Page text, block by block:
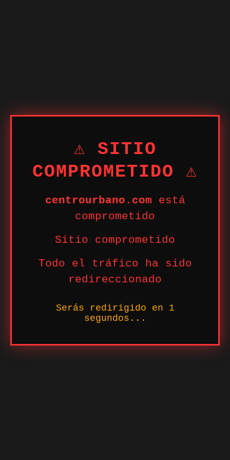
⚠ SITIO
COMPROMETIDO ⚠
centrourbano.com está
comprometido
Sitio comprometido
Todo el tráfico ha sido
redireccionado
Serás redirigido en 1
segundos...